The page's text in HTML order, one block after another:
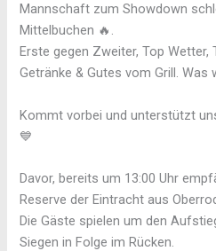
Mannschaft zum Showdown
Mittelbuchen 🔥.
Erste gegen Zweiter, Top Wetter,
Getränke & Gutes vom Grill. Was
Kommt vorbei und unterstützt
💙
Davor, bereits um 13:00 Uhr
Reserve der Eintracht aus
Die Gäste spielen um den
Siegen in Folge im Rücken.